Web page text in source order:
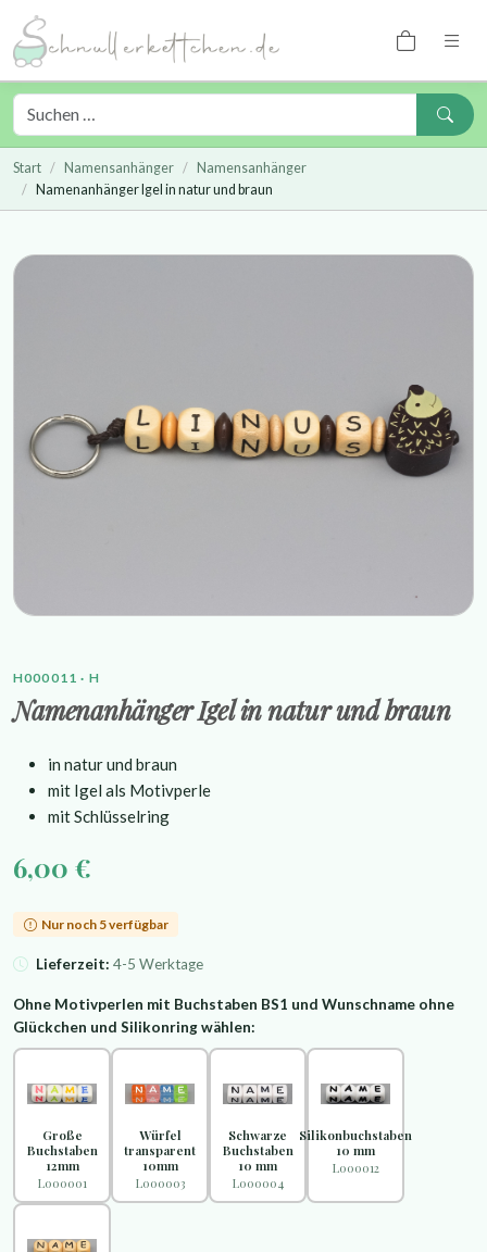
Start Namensanhänger
Namensanhänger
Namenanhänger Igel in natur und braun
H000011 · H
Namenanhänger Igel in natur und braun
in natur und braun
mit Igel als Motivperle
mit Schlüsselring
6,00 €
Nur noch 5 verfügbar
Lieferzeit: 4-5 Werktage
Ohne Motivperlen mit Buchstaben BS1 und Wunschname ohne
Glückchen und Silikonring wählen:
Große
Buchstaben
12mm
L000001
Würfel
transparent
10mm
L000003
Schwarze
Buchstaben
10 mm
L000004
Silikonbuchstaben
10 mm
L000012